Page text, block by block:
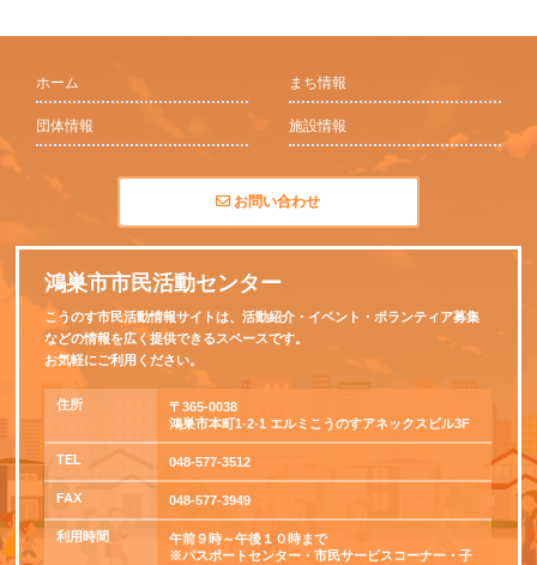
ホーム まち情報
団体情報 施設情報
お問い合わせ
鴻巣市市民活動センター
こうのす市民活動情報サイトは、活動紹介・イベント・ボランティア募集
などの情報を広く提供できるスペースです。
お気軽にご利用ください。
住所
〒365-0038
鴻巣市本町1-2-1 エルミこうのすアネックスビル3F
TEL 048-577-3512
FAX 048-577-3949
利用時間
午前９時～午後１０時まで
※パスポートセンター・市民サービスコーナー・子